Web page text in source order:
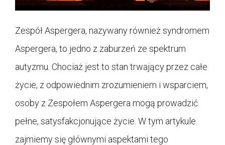
Zespół Aspergera, nazywany również syndromem
Aspergera, to jedno z zaburzeń ze spektrum
autyzmu. Chociaż jest to stan trwający przez całe
życie, z odpowiednim zrozumieniem i wsparciem,
osoby z Zespołem Aspergera mogą prowadzić
pełne, satysfakcjonujące życie. W tym artykule
zajmiemy się głównymi aspektami tego